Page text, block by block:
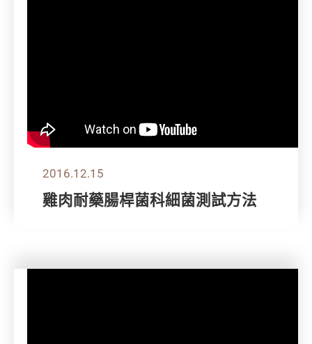
2016.12.15
雞肉耐藥腸桿菌科細菌測試方法